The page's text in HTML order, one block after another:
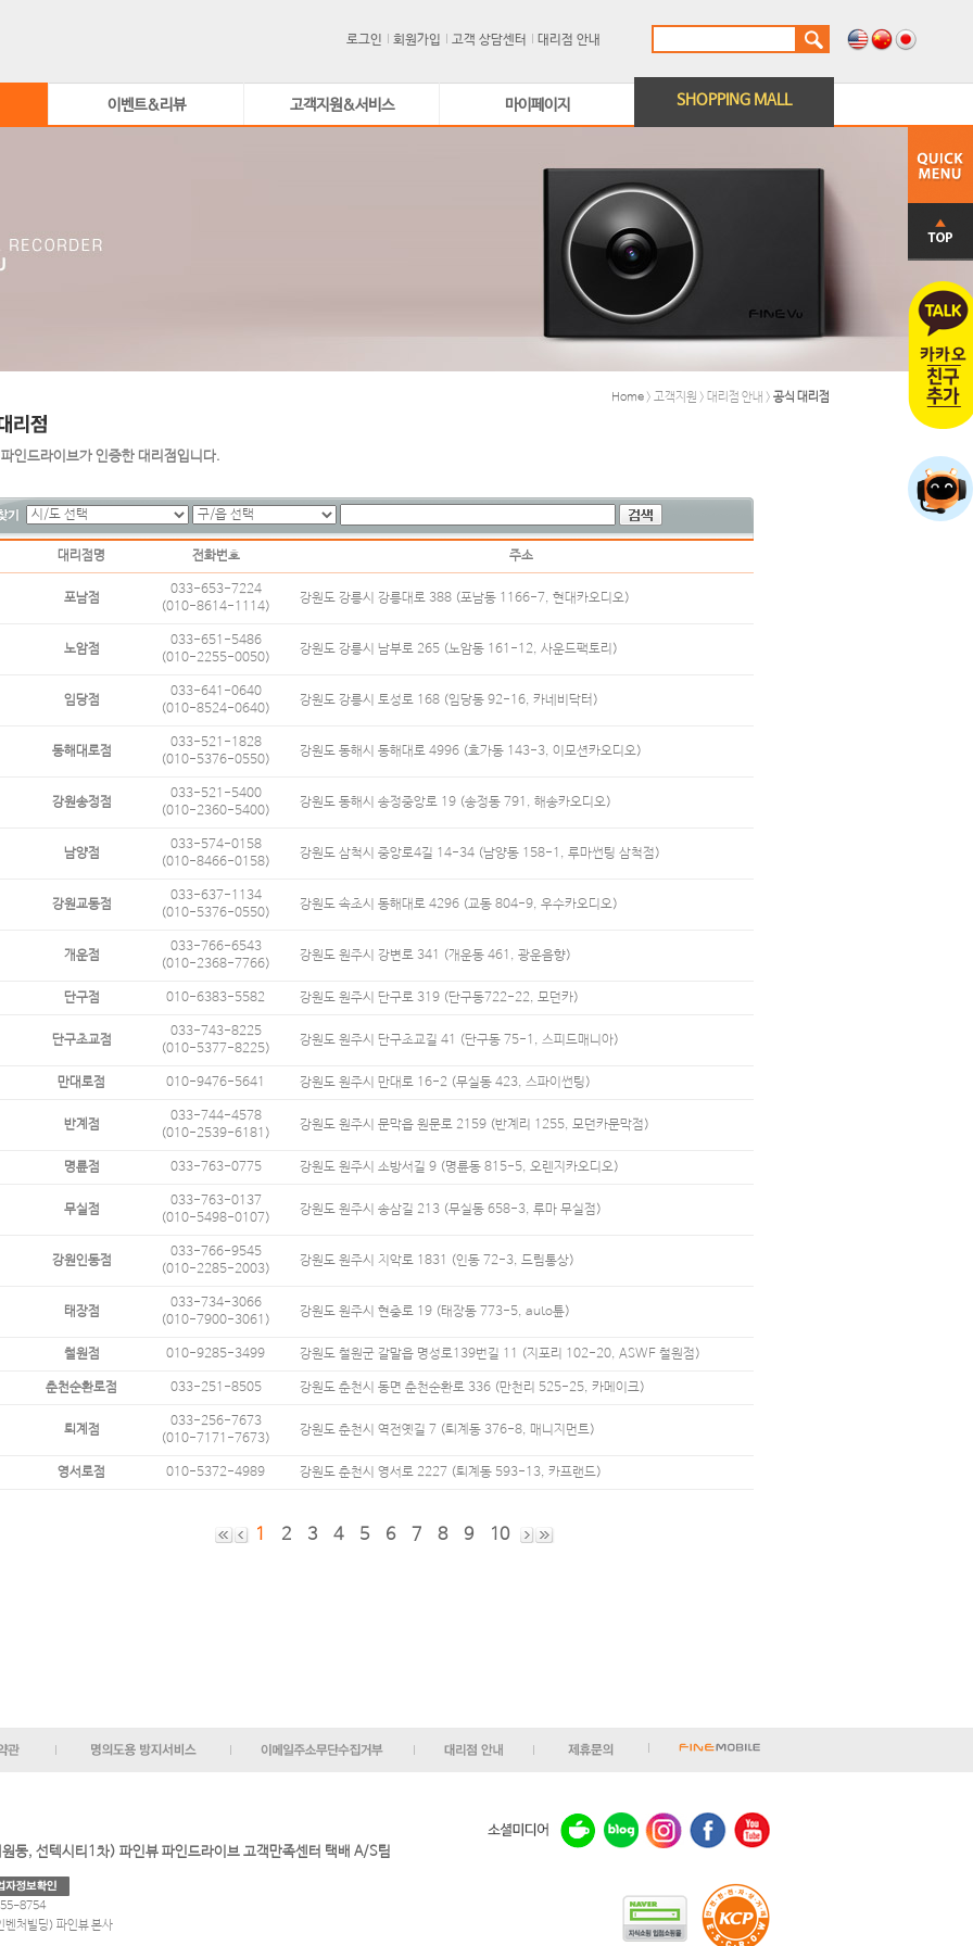
로그인 회원가입 고객 상담센터 대리점 안내
이벤트&리뷰 고객지원&서비스 마이페이지 SHOPPING MALL
Home > 고객지원 > 대리점 안내 > 공식 대리점
인드라이브가 인증한 대리점입니다.
대리점명 전화번호 주소
포남점
033-653-7224
(010-8614-1114)
강원도 강릉시 강릉대로 388 (포남동 1166-7, 현대카오디오)
노암점
033-651-5486
(010-2255-0050)
강원도 강릉시 남부로 265 (노암동 161-12, 사운드팩토리)
임당점
033-641-0640
(010-8524-0640)
강원도 강릉시 토성로 168 (임당동 92-16, 카네비닥터)
동해대로점
033-521-1828
(010-5376-0550)
강원도 동해시 동해대로 4996 (효가동 143-3, 이모션카오디오)
강원송정점
033-521-5400
(010-2360-5400)
강원도 동해시 송정중앙로 19 (송정동 791, 해송카오디오)
남양점
033-574-0158
(010-8466-0158)
강원도 삼척시 중앙로4길 14-34 (남양동 158-1, 루마썬팅 삼척점)
강원교동점
033-637-1134
(010-5376-0550)
강원도 속초시 동해대로 4296 (교동 804-9, 우수카오디오)
개운점
033-766-6543
(010-2368-7766)
강원도 원주시 강변로 341 (개운동 461, 광운음향)
단구점 010-6383-5582 강원도 원주시 단구로 319 (단구동722-22, 모던카)
단구초교점
033-743-8225
(010-5377-8225)
강원도 원주시 단구초교길 41 (단구동 75-1, 스피드매니아)
만대로점 010-9476-5641 강원도 원주시 만대로 16-2 (무실동 423, 스파이썬팅)
반계점
033-744-4578
(010-2539-6181)
강원도 원주시 문막읍 원문로 2159 (반계리 1255, 모던카문막점)
명륜점 033-763-0775 강원도 원주시 소방서길 9 (명륜동 815-5, 오렌지카오디오)
무실점
033-763-0137
(010-5498-0107)
강원도 원주시 송삼길 213 (무실동 658-3, 루마 무실점)
강원인동점
033-766-9545
(010-2285-2003)
강원도 원주시 치악로 1831 (인동 72-3, 드림통상)
태장점
033-734-3066
(010-7900-3061)
강원도 원주시 현충로 19 (태장동 773-5, auto튠)
철원점 010-9285-3499 강원도 철원군 갈말읍 명성로139번길 11 (지포리 102-20, ASWF 철원점)
춘천순환로점 033-251-8505 강원도 춘천시 동면 춘천순환로 336 (만천리 525-25, 카메이크)
퇴계점
033-256-7673
(010-7171-7673)
강원도 춘천시 역전옛길 7 (퇴계동 376-8, 매니지먼트)
영서로점 010-5372-4989 강원도 춘천시 영서로 2227 (퇴계동 593-13, 카프랜드)
1 2 3 4 5 6 7 8 9 10
동, 선텍시티1차) 파인뷰 파인드라이브 고객만족센터 택배 A/S팀
8754
벤처빌딩) 파인뷰 본사